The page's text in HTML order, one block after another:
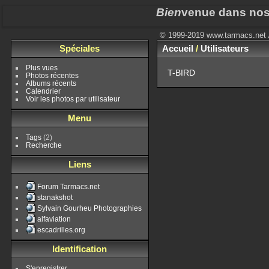
Bienvenue dans
© 1999-2019
Spéciales
Plus vues
Photos récentes
Albums récents
Calendrier
Voir les photos par utilisateur
Menu
Tags(2)
Recherche
Liens
Forum Tarmacs.net
stanakshot
Sylvain Gourheu Photographies
alfaviation
escadrilles.org
Identification
Accueil/ Utilisateurs
T-BIRD